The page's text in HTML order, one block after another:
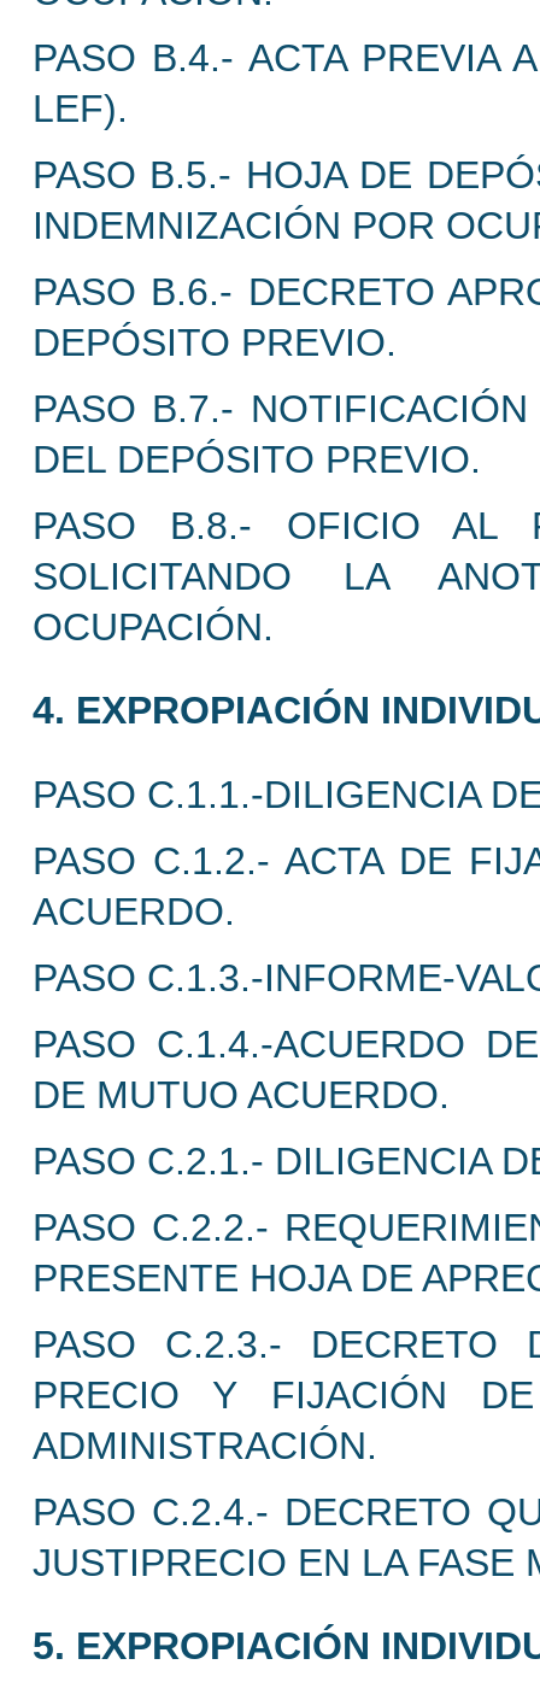
PASO B.4.- ACTA PREVIA
LEF).
PASO B.5.- HOJA DE
INDEMNIZACIÓN POR
PASO B.6.- DECRETO
DEPÓSITO PREVIO.
PASO B.7.-
DEL DEPÓSITO PREVIO.
PASO B.8.- OFICIO AL
SOLICITANDO LA
OCUPACIÓN.
4. EXPROPIACIÓN
PASO C.1.1.-DILIGENCIA
PASO C.1.2.- ACTA DE
ACUERDO.
PASO C.1.3.-INFORME-
PASO C.1.4.-ACUERDO
DE MUTUO ACUERDO.
PASO C.2.1.- DILIGENCIA
PASO C.2.2.-
PRESENTE HOJA DE
PASO C.2.3.- DECRETO
PRECIO Y FIJACIÓN
ADMINISTRACIÓN.
PASO C.2.4.- DECRETO
JUSTIPRECIO EN LA FASE
5. EXPROPIACIÓN